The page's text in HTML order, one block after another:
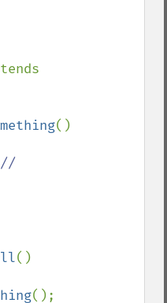
()
//
()